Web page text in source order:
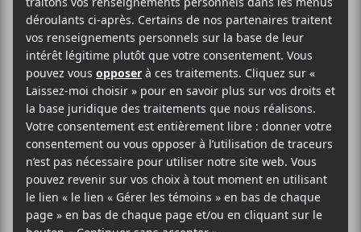
Date :
2018-07-11
Heure :
21:00 - 23:30
Prix :
16$
Catégorie d’Évènement:
Spectacle
Site :